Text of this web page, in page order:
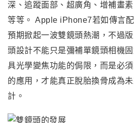
深、追蹤面部、超廣角 、 增補畫素
等等。 Apple iPhone7若如傳言
預期掀起一波雙鏡頭熱潮，不過
頭設計不能只是彌補單鏡頭相機
具光學變焦功能的侷限 ，而是必須
的應用 ， 才能真正脫胎換骨成為
計 。